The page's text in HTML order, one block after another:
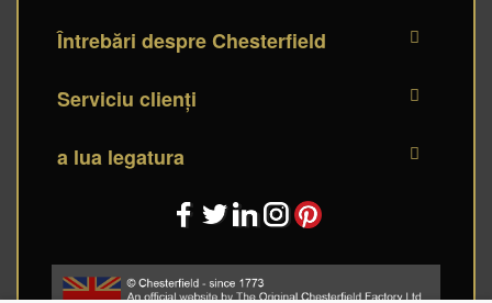
Întrebări despre Chesterfield
Serviciu clienți
a lua legatura